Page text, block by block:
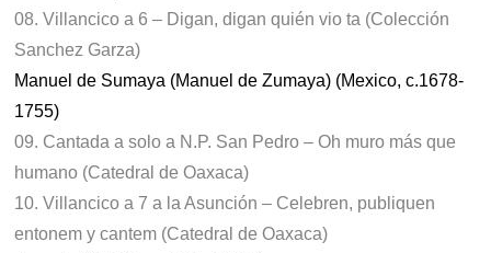
08. Villancico a 6 – Digan, digan quién vio ta (Colección
Sanchez Garza)
Manuel de Sumaya (Manuel de Zumaya) (Mexico, c.1678-
1755)
09. Cantada a solo a N.P. San Pedro – Oh muro más que
humano (Catedral de Oaxaca)
10. Villancico a 7 a la Asunción – Celebren, publiquen
entonem y cantem (Catedral de Oaxaca)